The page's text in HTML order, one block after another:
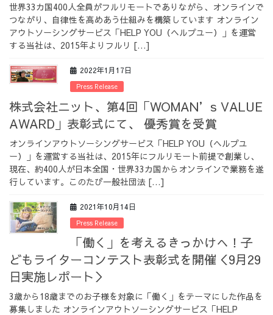
サービス
採用情報トップ チームインタビュー01
お問い合わせ
世界33カ国400人全員がフルリモートでありながら、オンラインで
つながり、自律性を高めあう仕組みを構築しています オンライン
アウトソーシングサービス「HELP YOU（ヘルプユー）」を運営
する当社は、2015年よりフルリ […]
2022年1月17日
Press Release
株式会社ニット、第4回「WOMAN’s VALUE
AWARD」表彰式にて、 優秀賞を受賞
オンラインアウトソーシングサービス「HELP YOU（ヘルプユ
ー）」を運営する当社は、2015年にフルリモート前提で創業し、
現在、約400人が日本全国・世界33カ国からオンラインで業務を遂
行しています。このたび一般社団法 […]
2021年10月14日
Press Release
「働く」を考えるきっかけへ！子
どもライターコンテスト表彰式を開催＜9月29
日実施レポート＞
3歳から18歳までのお子様を対象に「働く」をテーマにした作品を
募集しました オンラインアウトソーシングサービス「HELP